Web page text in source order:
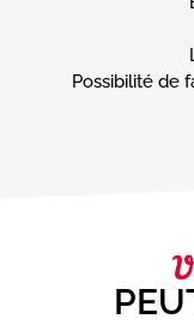
Possibilité de